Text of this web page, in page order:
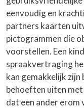
eenvoudig en
partners kaarten
pictogrammen die
voorstellen. Een
spraakvertraging
kan gemakkelijk zijn
behoeften uiten met
dat een ander erom